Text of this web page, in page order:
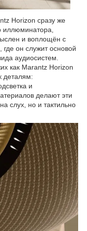
Horizon сразу же
иллюминатора,
и воплощён с
он служит основой
аудиосистем.
как Marantz Horizon
деталям:
и
делают эти
слух, но и тактильно